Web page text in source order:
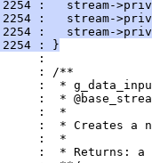
:   stream-
:   stream-
:   stream-
: }
:
: /**
:  *
:  *
:  *
:  * Creates a
:  *
:  * Returns: a